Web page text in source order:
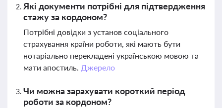
Які документи потрібні для підтвердження
стажу за кордоном?
Потрібні довідки з установ соціального
страхування країни роботи, які мають бути
нотаріально перекладені українською мовою та
мати апостиль. Джерело
Чи можна зарахувати короткий період
роботи за кордоном?